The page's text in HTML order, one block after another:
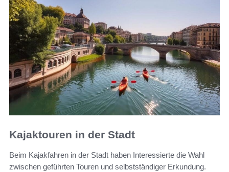
Kajaktouren in der Stadt
Beim Kajakfahren in der Stadt haben Interessierte die Wahl
zwischen geführten Touren und selbstständiger Erkundung.